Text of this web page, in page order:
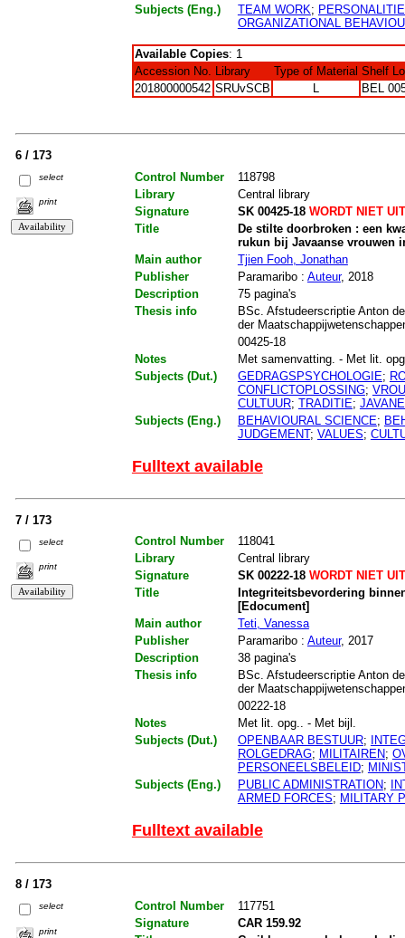
Subjects (Eng.)
TEAM WORK;
ORGANIZATIONAL
Available Copies: 1
Accession No.
Library Type of Material Shelf
201800000542 SRUvSCB BEL
6 / 173
select
print
Control Number
118798
Library
Central library
Signature
SK 00425-18WORDT NIET
Title
De stilte doorbroken : een
rukun bij Javaanse vrouwen
Main author
Tjien Fooh, Jonathan
Publisher
Paramaribo : Auteur, 2018
Description
75 pagina's
Thesis info
BSc. Afstudeerscriptie Anton
der
00425-18
Notes
Met samenvatting. - Met lit.
Subjects (Dut.)
GEDRAGSPSYCHOLOGIE;
CONFLICTOPLOSSING;
CULTUUR; TRADITIE;
Subjects (Eng.)
BEHAVIOURAL SCIENCE;
JUDGEMENT; VALUES;
Fulltext available
7 / 173
select
print
Control Number
118041
Library
Central library
Signature
SK 00222-18WORDT NIET
Title
Integriteitsbevordering
[Edocument]
Main author
Teti, Vanessa
Publisher
Paramaribo : Auteur, 2017
Description
38 pagina's
Thesis info
BSc. Afstudeerscriptie Anton
der
00222-18
Notes
Met lit. opg.. - Met bijl.
Subjects (Dut.)
OPENBAAR BESTUUR;
ROLGEDRAG; MILITAIREN;
PERSONEELSBELEID;
Subjects (Eng.)
PUBLIC ADMINISTRATION;
ARMED FORCES; MILITARY
Fulltext available
8 / 173
select
print
Control Number
117751
Signature
CAR 159.92